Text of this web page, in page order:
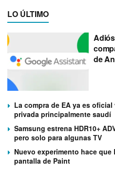
LO ÚLTIMO
de
La compra de EA ya es
privada principalmente saudí
Samsung estrena HDR10+
pero solo para algunas TV
Nuevo experimento hace que
pantalla de Paint